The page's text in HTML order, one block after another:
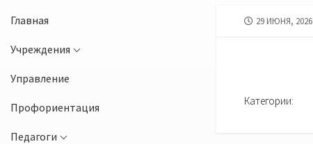
Главная
Учреждения
Управление
Профориентация
Педагоги
ДАТА
29 ИЮНЯ, 2026
Категории: